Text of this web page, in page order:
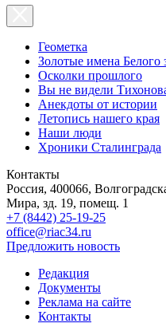
Геометка
Золотые имена Белого
Осколки прошлого
Вы не видели
Анекдоты от истории
Летопись нашего края
Наши люди
Хроники Сталинграда
Контакты
Россия, 400066,
Мира, зд. 19, помещ. 1
+7 (8442) 25-19-25
office@riac34.ru
Предложить новость
Редакция
Документы
Реклама на сайте
Контакты